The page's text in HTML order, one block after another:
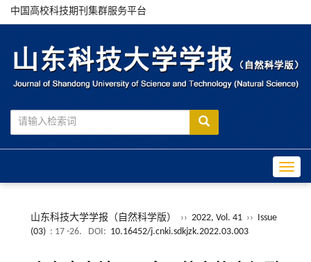
中国高校科技期刊集群服务平台
山东科技大学学报（自然科学版） ›› 2022, Vol. 41 ›› Issue
(03) : 17 -26. DOI: 10.16452/j.cnki.sdkjzk.2022.03.003